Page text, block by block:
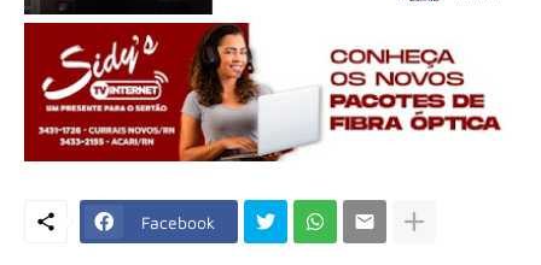
Facebook